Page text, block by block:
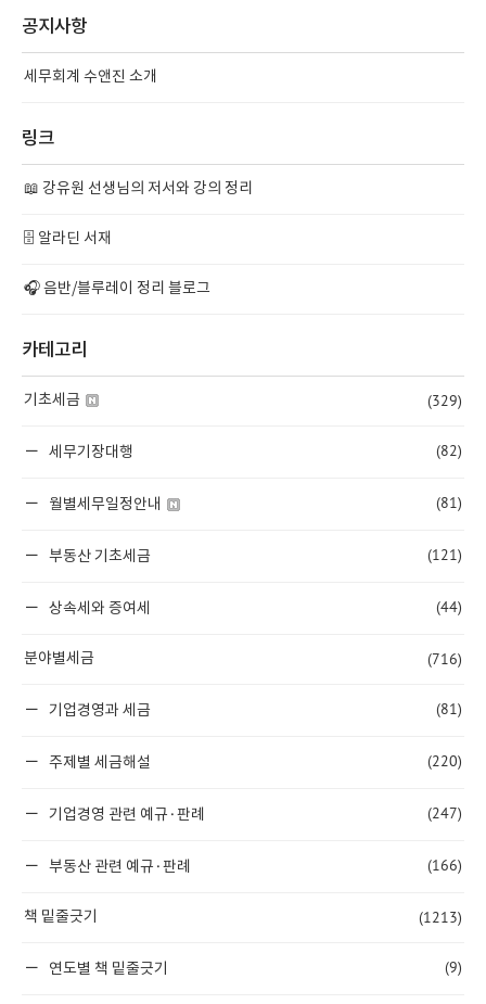
공지사항
세무회계 수앤진 소개
링크
📖 강유원 선생님의 저서와 강의 정리
🗄️ 알라딘 서재
🎧 음반/블루레이 정리 블로그
카테고리
기초세금 (329)
세무기장대행 (82)
월별세무일정안내 (81)
부동산 기초세금 (121)
상속세와 증여세 (44)
분야별세금 (716)
기업경영과 세금 (81)
주제별 세금해설 (220)
기업경영 관련 예규·판례 (247)
부동산 관련 예규·판례 (166)
책 밑줄긋기 (1213)
연도별 책 밑줄긋기 (9)